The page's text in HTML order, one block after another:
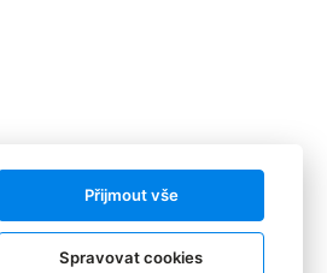
Přijmout vše
Spravovat cookies